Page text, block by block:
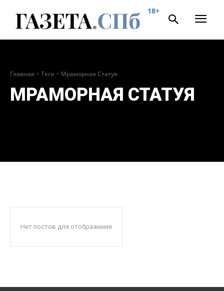
18+
Главная Теги Мраморная Статуя
МРАМОРНАЯ СТАТУЯ
Нет постов для отображения